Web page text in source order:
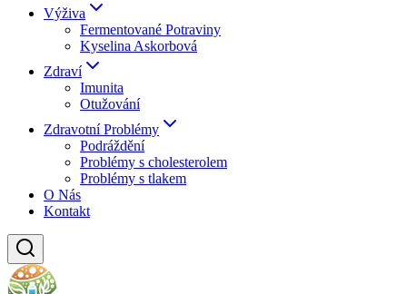
Výživa
Fermentované Potraviny
Kyselina Askorbová
Zdraví
Imunita
Otužování
Zdravotní Problémy
Podráždění
Problémy s cholesterolem
Problémy s tlakem
O Nás
Kontakt